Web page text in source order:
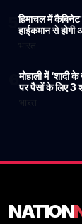
5हिमाचल में
हाईकमान से होगी
6मोहाली में
पर पैसों के लिए 3
NATION